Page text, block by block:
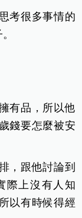
考很多事情的
有品，所以他
錢要怎麼被安
，跟他討論到
際上沒有人知
以有時候得經